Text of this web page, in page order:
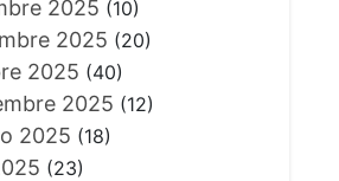
2025 (10)
2025 (20)
2025 (40)
2025 (12)
2025 (18)
(23)